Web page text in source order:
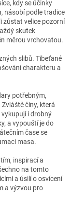
kdy se účinky
násobí podle tradice
zůstat velice pozorní
skutek
měrou vrchovatou.
slibů. Tibeťané
charakteru a
potřebným,
činy, která
i drobný
a vypouští je do
čase se
masa.
inspirací a
na tomto
a úsilí o osvícení
a výzvou pro